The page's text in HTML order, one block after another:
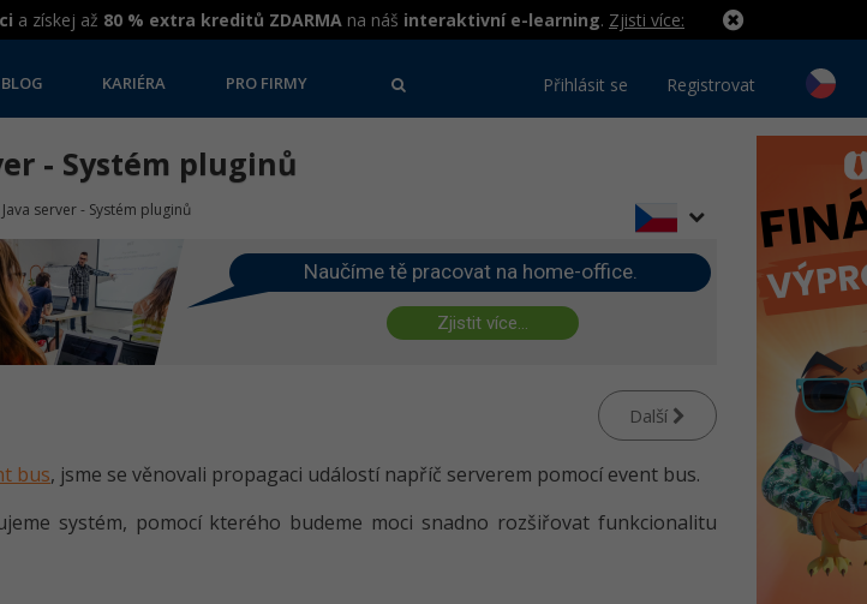
a získej až 80 % extra kreditů ZDARMA na náš interaktivní e-learning. Zjisti více:
BLOG KARIÉRA PRO FIRMY Přihlásit se Registrovat
- Systém pluginů
Java server - Systém pluginů
Naučíme tě pracovat na home-office.
Zjistit více...
Další
bus, jsme se věnovali propagaci událostí napříč serverem pomocí event bus.
systém, pomocí kterého budeme moci snadno rozšiřovat funkcionalitu